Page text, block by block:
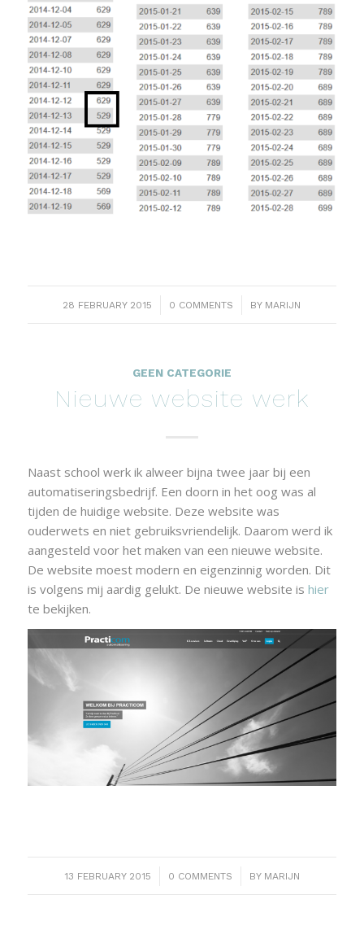
28 FEBRUARY 2015
/ 0 COMMENTS
/ BY MARIJN
GEEN CATEGORIE
Nieuwe website werk
Naast school werk ik alweer bijna twee jaar bij een
automatiseringsbedrijf. Een doorn in het oog was al
tijden de huidige website. Deze website was
ouderwets en niet gebruiksvriendelijk. Daarom werd ik
aangesteld voor het maken van een nieuwe website.
De website moest modern en eigenzinnig worden. Dit
is volgens mij aardig gelukt. De nieuwe website is hier
te bekijken.
13 FEBRUARY 2015
/ 0 COMMENTS
/ BY MARIJN